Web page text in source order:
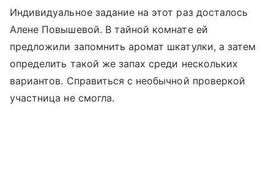
Индивидуальное задание на этот раз досталось
Алене Повышевой. В тайной комнате ей
предложили запомнить аромат шкатулки, а затем
определить такой же запах среди нескольких
вариантов. Справиться с необычной проверкой
участница не смогла.